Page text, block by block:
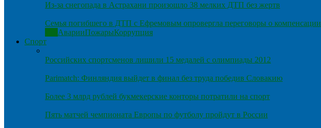
Из-за снегопада в Астрахани произошло 38 мелких ДТП без жертв
Семья погибшего в ДТП с Ефремовым опровергла переговоры о компенсации
АварииПожарыКоррупция
Спорт
Российских спортсменов лишили 15 медалей с олимпиады 2012
Parimatch: Финляндия выйдет в финал без труда победив Словакию
Более 3 млрд рублей букмекерские конторы потратили на спорт
Пять матчей чемпионата Европы по футболу пройдут в России